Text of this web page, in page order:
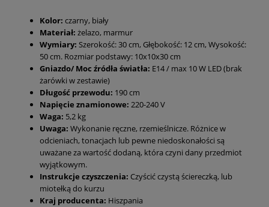
Kolor: czarny, biały
Materiał: żelazo, marmur
Wymiary: Szerokość: 30 cm, Głębokość: 12 cm, Wysokość:
50 cm. Rozmiar podstawy: 10x10x30 cm
Gniazdo/ Moc źródła światła: E14 / max 10 W LED (brak
żarówki w zestawie)
Długość przewodu: 190 cm
Napięcie znamionowe: 220-240 V
Waga: 5,2 kg
Uwaga: Wykonanie ręczne, rzemieślnicze. Różnice w
odcieniach, tonacjach lub pewne niedoskonałości są
uważane za wartość dodaną, która czyni dany przedmiot
wyjątkowym.
Instrukcje czyszczenia: Czyścić czystą ściereczką, lub
miotełką do kurzu
Kraj producenta: Hiszpania